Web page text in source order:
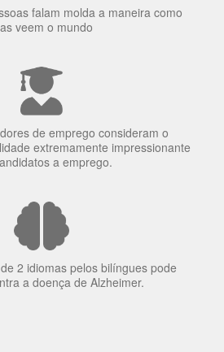
falam molda a maneira como
veem o mundo
de emprego consideram o
extremamente impressionante
a emprego.
2 idiomas pelos bilíngues pode
a doença de Alzheimer.